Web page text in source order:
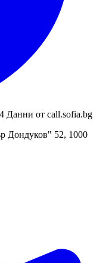
Данни от call.sofia.bg
Дондуков" 52, 1000